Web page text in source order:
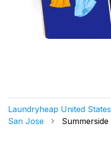
Laundryheap United States
San Jose
Summerside